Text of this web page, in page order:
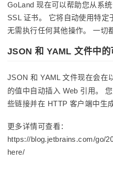
GoLand 现在可以帮助您从系
SSL 证书。 它将自动使用特定
无需执行任何其他操作。 一切
JSON 和 YAML 文件中
JSON 和 YAML 文件现在会在
的值中自动插入 Web 引用。
些链接并在 HTTP 客户端中生
更多详情可查看：
https://blog.jetbrains.com/go/
here/